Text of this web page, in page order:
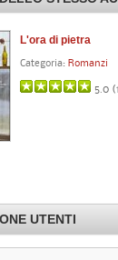
L'ora di pietra
Categoria: Romanzi
5.0 (1
UTENTI